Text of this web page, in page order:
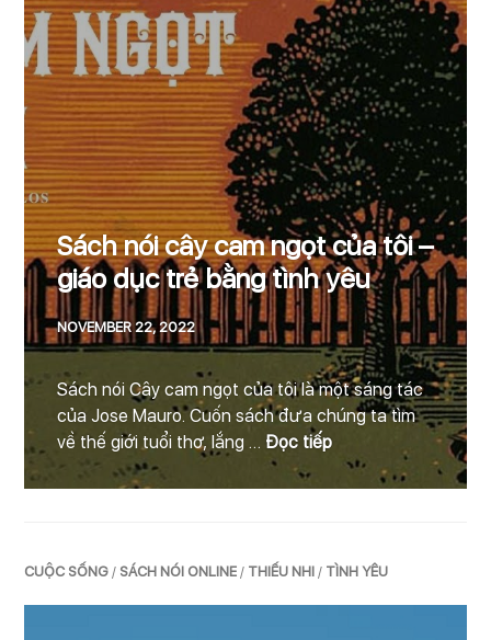
Sách nói cây cam ngọt của tôi –
giáo dục trẻ bằng tình yêu
NOVEMBER 22, 2022
Sách nói Cây cam ngọt của tôi là một sáng tác
của Jose Mauro. Cuốn sách đưa chúng ta tìm
về thế giới tuổi thơ, lắng … Đọc tiếpSách nói cây cam
CUỘC SỐNG / SÁCH NÓI ONLINE / THIẾU NHI / TÌNH YÊU